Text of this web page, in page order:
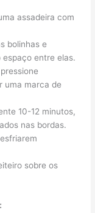
assadeira com
bolinhas e
espaço entre elas.
uma marca de
10-12 minutos,
nas bordas.
sobre os